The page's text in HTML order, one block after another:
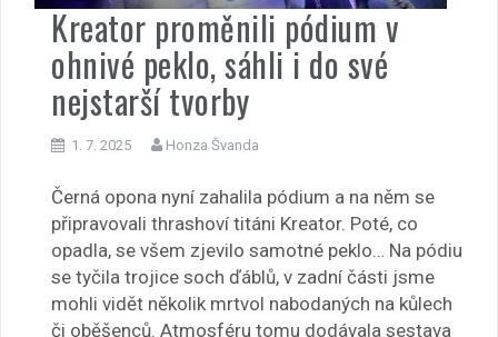
Kreator proměnili pódium v
ohnivé peklo, sáhli i do své
nejstarší tvorby
1. 7. 2025 Honza Švanda
Černá opona nyní zahalila pódium a na něm se
připravovali thrashoví titáni Kreator. Poté, co
opadla, se všem zjevilo samotné peklo… Na pódiu
se tyčila trojice soch ďáblů, v zadní části jsme
mohli vidět několik mrtvol nabodaných na kůlech
či oběšenců. Atmosféru tomu dodávala sestava